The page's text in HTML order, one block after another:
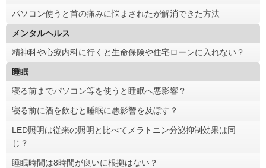
パソコン使うと首の痛みに悩まされたが解消できた方法
メンタルヘルス
精神科や心療内科に行くと生命保険や住宅ローンに入れない？
睡眠
寝る前までパソコン等を使うと睡眠へ悪影響？
寝る前に酒を飲むと睡眠に悪影響を及ぼす？
LED照明は従来の照明と比べてメラトニン分泌抑制効果は同
じ？
睡眠時間は8時間が良いに根拠はない？